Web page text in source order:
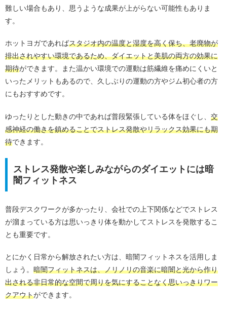
難しい場合もあり、思うような成果が上がらない可能性もありま
す。
ホットヨガであればスタジオ内の温度と湿度を高く保ち、老廃物が
排出されやすい環境であるため、ダイエットと美肌の両方の効果に
期待ができます。また温かい環境での運動は筋繊維を痛めにくいと
いったメリットもあるので、久しぶりの運動の方やジム初心者の方
にもおすすめです。
ゆったりとした動きの中であれば普段緊張している体をほぐし、 交
感神経の働きを鎮めることでストレス発散やリラックス効果にも期
待できます。
ストレス発散や楽しみながらのダイエットには暗
闇フィットネス
普段デスクワークが多かったり、会社での上下関係などでストレス
が溜まっている方は思いっきり体を動かしてストレスを発散するこ
とも重要です。
とにかく日常から解放されたい方は、暗闇フィットネスを活用しま
しょう。 暗闇フィットネスは、ノリノリの音楽に暗闇と光から作り
出される非日常的な空間で周りを気にすることなく思いっきりワー
クアウトができます。